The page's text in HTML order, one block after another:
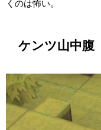
くのは怖い。
ケンツ山中腹